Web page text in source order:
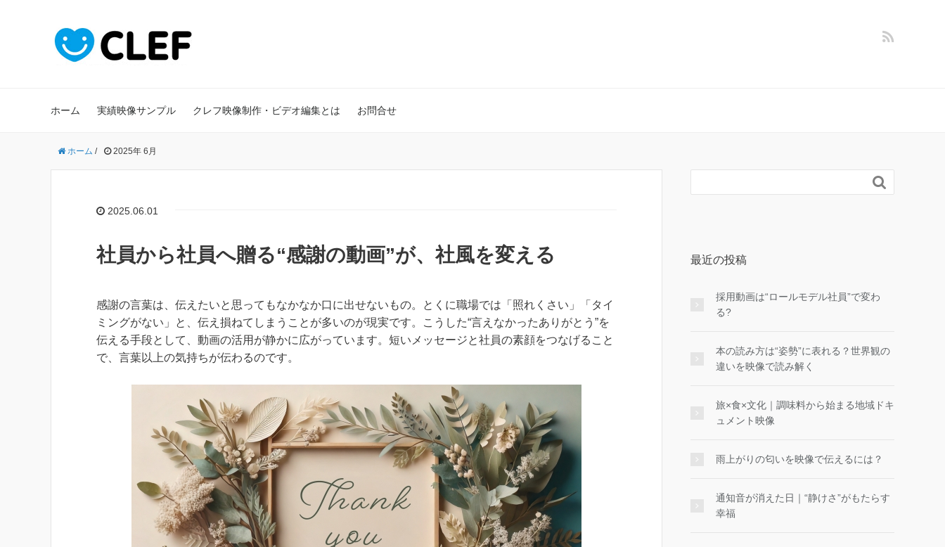
ホーム 実績映像サンプル クレフ映像制作・ビデオ編集とは お問合せ
ホーム / 2025年 6月
2025.06.01
社員から社員へ贈る“感謝の動画”が、社風を変える
感謝の言葉は、伝えたいと思ってもなかなか口に出せないもの。とくに職場では「照れくさい」「タイ
ミングがない」と、伝え損ねてしまうことが多いのが現実です。こうした“言えなかったありがとう”を
伝える手段として、動画の活用が静かに広がっています。短いメッセージと社員の素顔をつなげること
で、言葉以上の気持ちが伝わるのです。

最近の投稿
採用動画は“ロールモデル社員”で変わ
る?
本の読み方は“姿勢”に表れる？世界観の
違いを映像で読み解く
旅×食×文化｜調味料から始まる地域ドキ
ュメント映像
雨上がりの匂いを映像で伝えるには？
通知音が消えた日｜“静けさ”がもたらす
幸福